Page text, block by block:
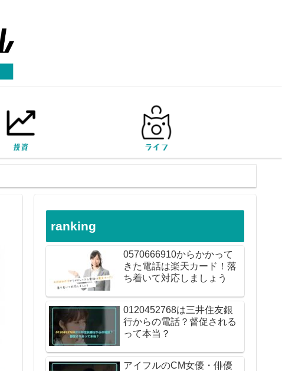
ranking
0570666910からかかって
きた電話は楽天カード！落
ち着いて対応しましょう
0120452768は三井住友銀
行からの電話？督促される
って本当？
アイフルのCM女優・俳優